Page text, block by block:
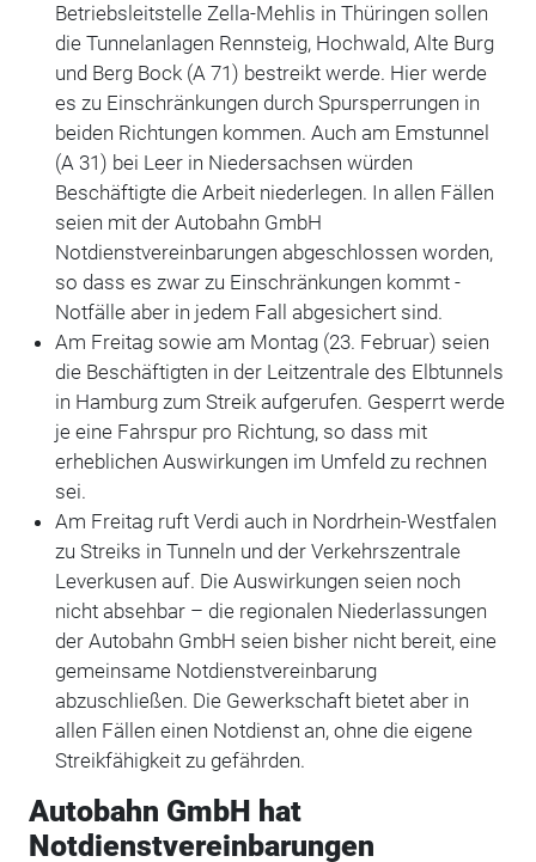
Betriebsleitstelle Zella-Mehlis in Thüringen sollen
die Tunnelanlagen Rennsteig, Hochwald, Alte Burg
und Berg Bock (A 71) bestreikt werde. Hier werde
es zu Einschränkungen durch Spursperrungen in
beiden Richtungen kommen. Auch am Emstunnel
(A 31) bei Leer in Niedersachsen würden
Beschäftigte die Arbeit niederlegen. In allen Fällen
seien mit der Autobahn GmbH
Notdienstvereinbarungen abgeschlossen worden,
so dass es zwar zu Einschränkungen kommt -
Notfälle aber in jedem Fall abgesichert sind.
Am Freitag sowie am Montag (23. Februar) seien
die Beschäftigten in der Leitzentrale des Elbtunnels
in Hamburg zum Streik aufgerufen. Gesperrt werde
je eine Fahrspur pro Richtung, so dass mit
erheblichen Auswirkungen im Umfeld zu rechnen
sei.
Am Freitag ruft Verdi auch in Nordrhein-Westfalen
zu Streiks in Tunneln und der Verkehrszentrale
Leverkusen auf. Die Auswirkungen seien noch
nicht absehbar – die regionalen Niederlassungen
der Autobahn GmbH seien bisher nicht bereit, eine
gemeinsame Notdienstvereinbarung
abzuschließen. Die Gewerkschaft bietet aber in
allen Fällen einen Notdienst an, ohne die eigene
Streikfähigkeit zu gefährden.
Autobahn GmbH hat
Notdienstvereinbarungen